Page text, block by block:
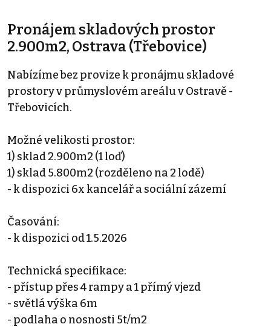
Pronájem skladových prostor
2.900m2, Ostrava (Třebovice)
Nabízíme bez provize k pronájmu skladové
prostory v průmyslovém areálu v Ostravě -
Třebovicích.
Možné velikosti prostor:
1) sklad 2.900m2 (1 loď)
1) sklad 5.800m2 (rozděleno na 2 lodě)
- k dispozici 6x kancelář a sociální zázemí
Časování:
- k dispozici od 1.5.2026
Technická specifikace:
- přístup přes 4 rampy a 1 přímý vjezd
- světlá výška 6m
- podlaha o nosnosti 5t/m2